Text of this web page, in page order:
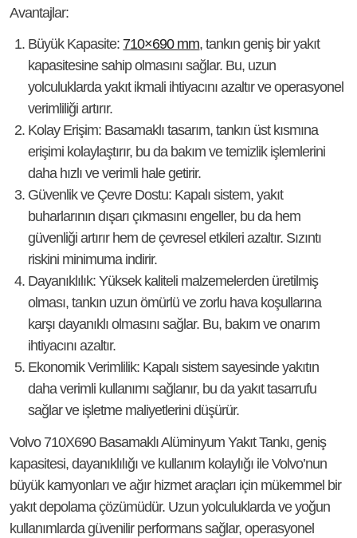
Avantajlar:
Büyük Kapasite: 710×690 mm, tankın geniş bir yakıt
kapasitesine sahip olmasını sağlar. Bu, uzun
yolculuklarda yakıt ikmali ihtiyacını azaltır ve operasyonel
verimliliği artırır.
Kolay Erişim: Basamaklı tasarım, tankın üst kısmına
erişimi kolaylaştırır, bu da bakım ve temizlik işlemlerini
daha hızlı ve verimli hale getirir.
Güvenlik ve Çevre Dostu: Kapalı sistem, yakıt
buharlarının dışarı çıkmasını engeller, bu da hem
güvenliği artırır hem de çevresel etkileri azaltır. Sızıntı
riskini minimuma indirir.
Dayanıklılık: Yüksek kaliteli malzemelerden üretilmiş
olması, tankın uzun ömürlü ve zorlu hava koşullarına
karşı dayanıklı olmasını sağlar. Bu, bakım ve onarım
ihtiyacını azaltır.
Ekonomik Verimlilik: Kapalı sistem sayesinde yakıtın
daha verimli kullanımı sağlanır, bu da yakıt tasarrufu
sağlar ve işletme maliyetlerini düşürür.
Volvo 710X690 Basamaklı Alüminyum Yakıt Tankı, geniş
kapasitesi, dayanıklılığı ve kullanım kolaylığı ile Volvo’nun
büyük kamyonları ve ağır hizmet araçları için mükemmel bir
yakıt depolama çözümüdür. Uzun yolculuklarda ve yoğun
kullanımlarda güvenilir performans sağlar, operasyonel